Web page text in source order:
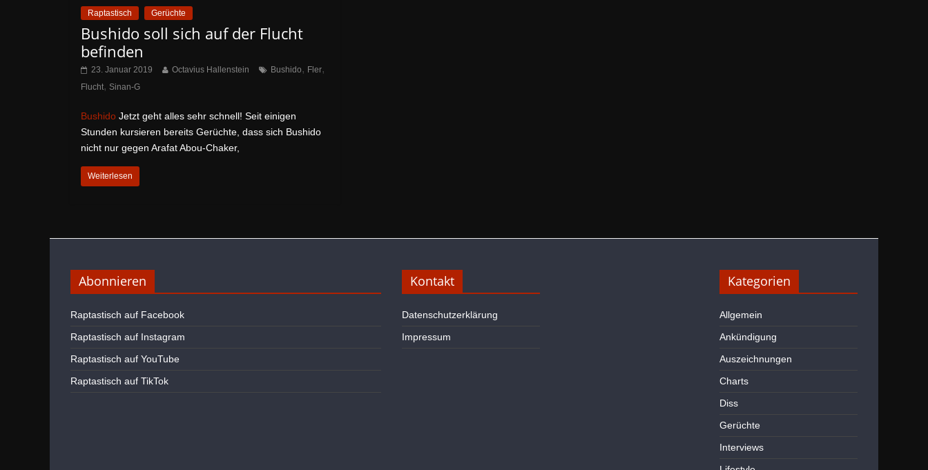
Raptastisch Gerüchte
Bushido soll sich auf der Flucht
befinden
23. Januar 2019 Octavius Hallenstein Bushido, Fler,
Flucht, Sinan-G
Bushido Jetzt geht alles sehr schnell! Seit einigen
Stunden kursieren bereits Gerüchte, dass sich Bushido
nicht nur gegen Arafat Abou-Chaker,
Weiterlesen
Abonnieren
Raptastisch auf Facebook
Raptastisch auf Instagram
Raptastisch auf YouTube
Raptastisch auf TikTok
Kontakt
Datenschutzerklärung
Impressum
Kategorien
Allgemein
Ankündigung
Auszeichnungen
Charts
Diss
Gerüchte
Interviews